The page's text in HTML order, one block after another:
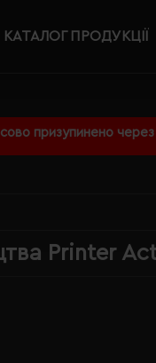
призупинено
КАТАЛОГ ПРОДУКЦІЇ
Printer